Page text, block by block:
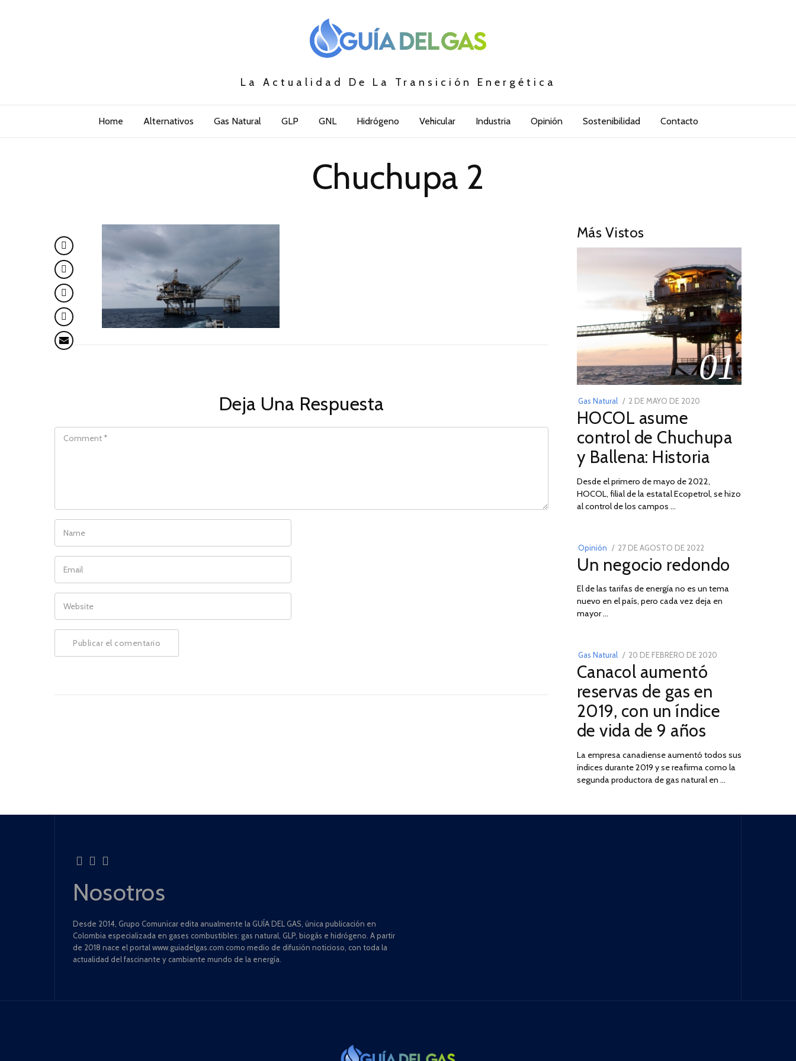
La Actualidad De La Transición Energética
Home Alternativos Gas Natural GLP GNL Hidrógeno Vehicular Industria Opinión Sostenibilidad Contacto
Chuchupa 2
Deja Una Respuesta
Más Vistos
01
Gas Natural
POSTED
ON
2 DE MAYO DE 2020
DE
2026
HOCOL asume
control de Chuchupa
y Ballena: Historia
Desde el primero de mayo de 2022,
HOCOL, filial de la estatal Ecopetrol, se hizo
al control de los campos …
Opinión
POSTED
ON
27 DE AGOSTO DE 2022
DE
DE
2022
Un negocio redondo
El de las tarifas de energía no es un tema
nuevo en el país, pero cada vez deja en
mayor …
Gas Natural
POSTED
ON
20 DE FEBRERO DE 2020
2025
Canacol aumentó
reservas de gas en
2019, con un índice
de vida de 9 años
La empresa canadiense aumentó todos sus
índices durante 2019 y se reafirma como la
segunda productora de gas natural en …
Nosotros
Desde 2014, Grupo Comunicar edita anualmente la GUÍA DEL GAS, única publicación en
Colombia especializada en gases combustibles: gas natural, GLP, biogás e hidrógeno. A partir
de 2018 nace el portal www.guiadelgas.com como medio de difusión noticioso, con toda la
actualidad del fascinante y cambiante mundo de la energía.